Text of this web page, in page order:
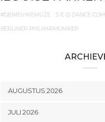
#DENIEUWEMUZE . S-E-D DANCE
BERLINER PHILHARMONIKER
AUGUSTUS 2026
JULI 2026